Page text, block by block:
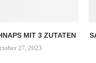
MIT 3 ZUTATEN
27, 2023